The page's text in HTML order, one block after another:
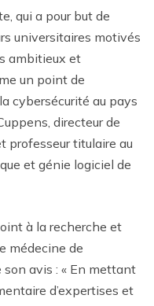
qui a pour but de
universitaires motivés
ambitieux et
un point de
cybersécurité au pays
directeur de
professeur titulaire au
et génie logiciel de
à la recherche et
médecine de
son avis : « En mettant
d’expertises et